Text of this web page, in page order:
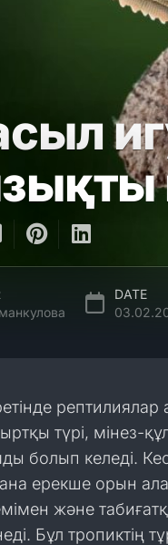
DATE
түрі, мінез-
болып келеді.
ерекше орын
және
Бұл тропиктің